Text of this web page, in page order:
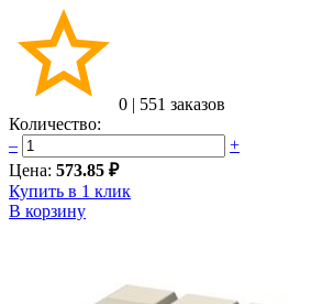
0 | 551 заказов
Количество:
–
+
Цена: 573.85 ₽
Купить в 1 клик
В корзину